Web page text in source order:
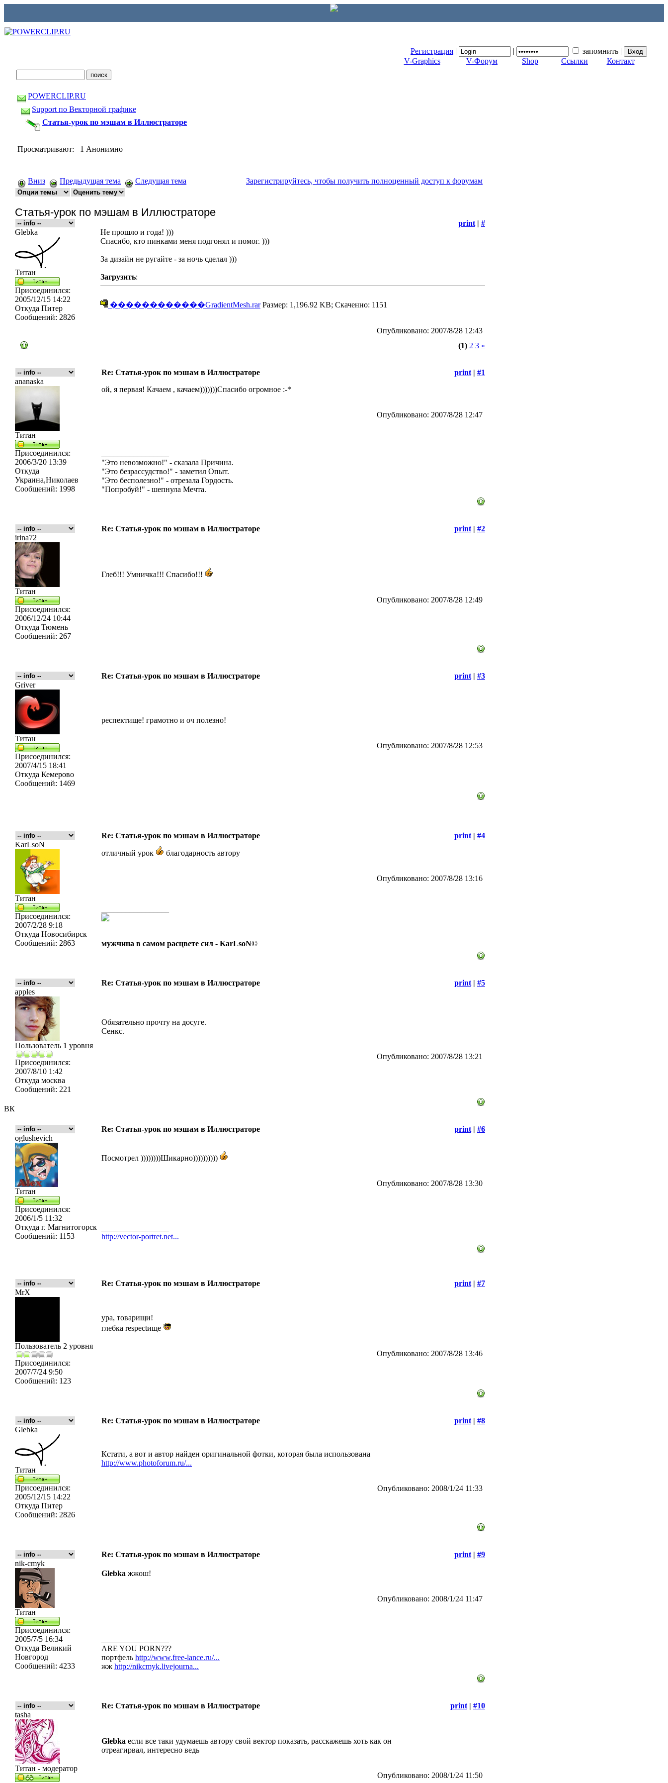
Регистрация | | запомнить |
V-Graphics
V-Форум Shop Ссылки Контакт
ВК
POWERCLIP.RU
Support по Векторной графике
Статья-урок по мэшам в Иллюстраторе
Просматривают: 1 Анонимно
Вниз Предыдущая тема Следущая тема Зарегистрируйтесь, чтобы получить полноценный доступ к форумам
Статья-урок по мэшам в Иллюстраторе
print | #
Glebka
Титан
Присоединился:
2005/12/15 14:22
Откуда Питер
Сообщений: 2826
Не прошло и года! )))
Спасибо, кто пинками меня подгонял и помог. )))
За дизайн не ругайте - за ночь сделал )))
Загрузить:
������������GradientMesh.rarРазмер: 1,196.92 KB; Скаченно: 1151
Опубликовано: 2007/8/28 12:43
(1) 2 3 »
Re: Статья-урок по мэшам в Иллюстраторе print | #1
ananaska
Титан
Присоединился:
2006/3/20 13:39
Откуда
Украина,Николаев
Сообщений: 1998
ой, я первая! Качаем , качаем)))))))Спасибо огромное :-*
Опубликовано: 2007/8/28 12:47
"Это невозможно!" - сказала Причина.
"Это безрассудство!" - заметил Опыт.
"Это бесполезно!" - отрезала Гордость.
"Попробуй!" - шепнула Мечта.
Re: Статья-урок по мэшам в Иллюстраторе print | #2
irina72
Титан
Присоединился:
2006/12/24 10:44
Откуда Тюмень
Сообщений: 267
Глеб!!! Умничка!!! Спасибо!!!
Опубликовано: 2007/8/28 12:49
Re: Статья-урок по мэшам в Иллюстраторе print | #3
Griver
Титан
Присоединился:
2007/4/15 18:41
Откуда Кемерово
Сообщений: 1469
респектище! грамотно и оч полезно!
Опубликовано: 2007/8/28 12:53
Re: Статья-урок по мэшам в Иллюстраторе print | #4
KarLsoN
Титан
Присоединился:
2007/2/28 9:18
Откуда Новосибирск
Сообщений: 2863
отличный урок благодарность автору
Опубликовано: 2007/8/28 13:16
мужчина в самом расцвете сил - KarLsoN©
Re: Статья-урок по мэшам в Иллюстраторе print | #5
apples
Пользователь 1 уровня
Присоединился:
2007/8/10 1:42
Откуда москва
Сообщений: 221
Обязательно прочту на досуге.
Сенкс.
Опубликовано: 2007/8/28 13:21
Re: Статья-урок по мэшам в Иллюстраторе print | #6
oglushevich
Титан
Присоединился:
2006/1/5 11:32
Откуда г. Магнитогорск
Сообщений: 1153
Посмотрел ))))))))Шикарно))))))))))
Опубликовано: 2007/8/28 13:30
http://vector-portret.net...
Re: Статья-урок по мэшам в Иллюстраторе print | #7
MrX
Пользователь 2 уровня
Присоединился:
2007/7/24 9:50
Сообщений: 123
ура, товарищи!
глебка respectище
Опубликовано: 2007/8/28 13:46
Re: Статья-урок по мэшам в Иллюстраторе print | #8
Glebka
Титан
Присоединился:
2005/12/15 14:22
Откуда Питер
Сообщений: 2826
Кстати, а вот и автор найден оригинальной фотки, которая была использована
http://www.photoforum.ru/...
Опубликовано: 2008/1/24 11:33
Re: Статья-урок по мэшам в Иллюстраторе print | #9
nik-cmyk
Титан
Присоединился:
2005/7/5 16:34
Откуда Великий
Новгород
Сообщений: 4233
Glebka жжош!
Опубликовано: 2008/1/24 11:47
ARE YOU PORN???
портфель http://www.free-lance.ru/...
жж http://nikcmyk.livejourna...
Re: Статья-урок по мэшам в Иллюстраторе print | #10
tasha
Титан - модератор
Glebka если все таки удумаешь автору свой вектор показать, расскажешь хоть как он
отреагирвал, интересно ведь
Опубликовано: 2008/1/24 11:50